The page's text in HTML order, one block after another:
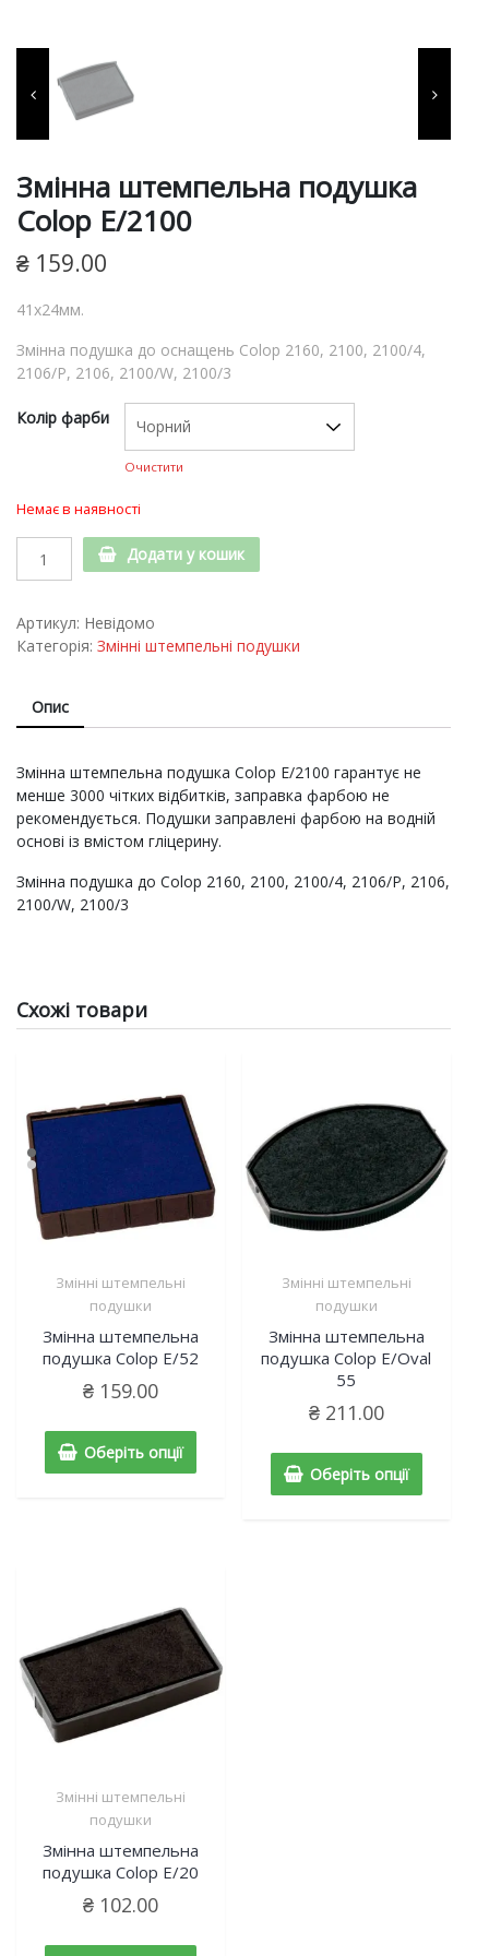
для виготовлення печаток
та штампів, продукція для
Змінна штемпельна подушка
Colop E/2100
₴ 159.00
41х24мм.
Змінна подушка до оснащень Colop 2160, 2100, 2100/4,
2106/P, 2106, 2100/W, 2100/3
Колір фарби
Очистити
Немає в наявності
штемпельна
Colop
E/2100
quantity
Додати у кошик
Артикул: Невідомо
Категорія: Змінні штемпельні подушки
Опис
Змінна штемпельна подушка Colop E/2100 гарантує не
менше 3000 чітких відбитків, заправка фарбою не
рекомендується. Подушки заправлені фарбою на водній
основі із вмістом гліцерину.
Змінна подушка до Colop 2160, 2100, 2100/4, 2106/P, 2106,
2100/W, 2100/3
Схожі товари
Змінні штемпельні
подушки
Змінна штемпельна
подушка Colop E/52
₴ 159.00
Оберіть опції
Змінні штемпельні
подушки
Змінна штемпельна
подушка Colop Е/Oval
55
₴211.00
Оберіть опції
Змінні штемпельні
подушки
Змінна штемпельна
подушка Colop E/20
₴ 102.00